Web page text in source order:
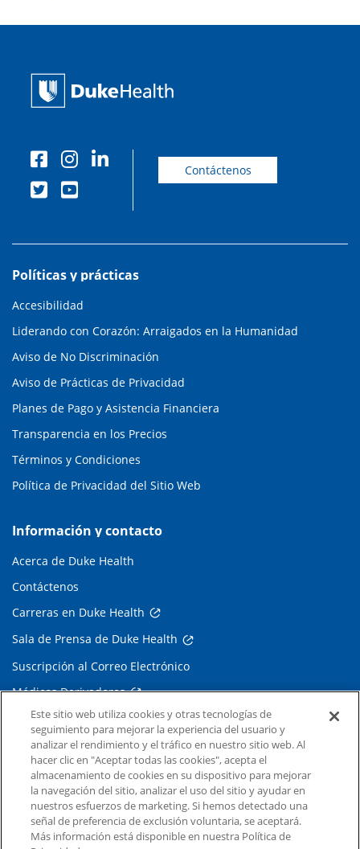
Contáctenos
Políticas y prácticas
Accesibilidad
Liderando con Corazón: Arraigados en la Humanidad
Aviso de No Discriminación
Aviso de Prácticas de Privacidad
Planes de Pago y Asistencia Financiera
Transparencia en los Precios
Términos y Condiciones
Política de Privacidad del Sitio Web
Información y contacto
Acerca de Duke Health
Contáctenos
Carreras en Duke Health
Sala de Prensa de Duke Health
Suscripción al Correo Electrónico
Médicos Derivadores
Enlaces relacionados
Duke Cancer Institute
Duke Children's
Duke School of Medicine
Este sitio web utiliza cookies y otras tecnologías de
seguimiento para mejorar la experiencia del usuario y
analizar el rendimiento y el tráfico en nuestro sitio web. Al
hacer clic en "Aceptar todas las cookies", acepta el
almacenamiento de cookies en su dispositivo para mejorar
la navegación del sitio, analizar el uso del sitio y ayudar en
nuestros esfuerzos de marketing. Si hemos detectado una
señal de preferencia de exclusión voluntaria, se aceptará.
Más información está disponible en nuestra Política de